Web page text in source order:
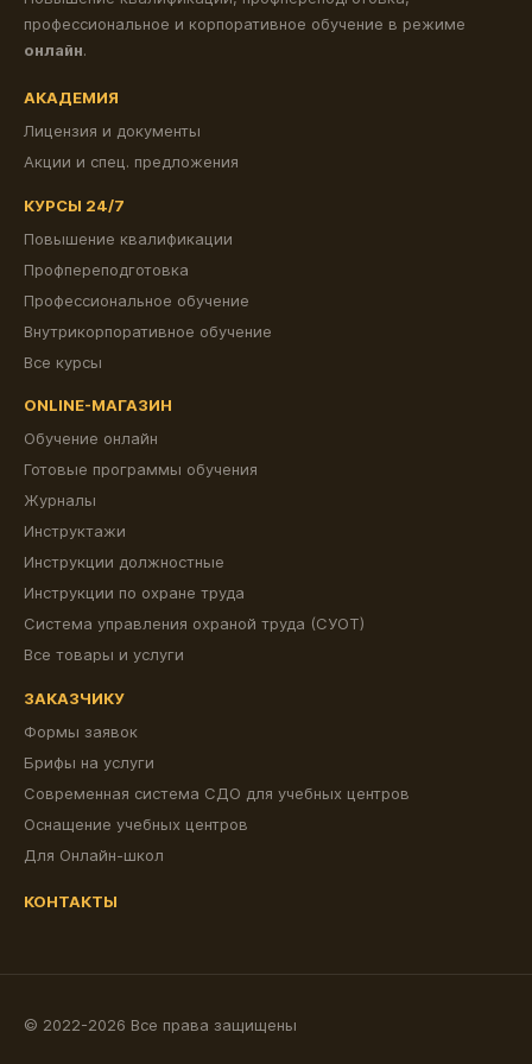
профессиональное и корпоративное обучение в режиме
онлайн.
АКАДЕМИЯ
Лицензия и документы
Акции и спец. предложения
КУРСЫ 24/7
Повышение квалификации
Профпереподготовка
Профессиональное обучение
Внутрикорпоративное обучение
Все курсы
ONLINE-МАГАЗИН
Обучение онлайн
Готовые программы обучения
Журналы
Инструктажи
Инструкции должностные
Инструкции по охране труда
Система управления охраной труда (СУОТ)
Все товары и услуги
ЗАКАЗЧИКУ
Формы заявок
Брифы на услуги
Современная система СДО для учебных центров
Оснащение учебных центров
Для Онлайн-школ
КОНТАКТЫ
© 2022-2026 Все права защищены